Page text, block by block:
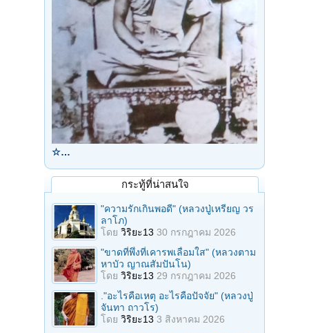
☆…
กระทู้ที่น่าสนใจ
"ความรักเกินพอดี" (หลวงปู่เหรียญ วร
ลาโภ)
โดย วิริยะ13 30 กรกฎาคม 2026
"ขาดที่พึ่งที่เคารพเลื่อมใส" (หลวงตาม
หาบัว ญาณสัมปันโน)
โดย วิริยะ13 29 กรกฎาคม 2026
."อะไรคือเหตุ อะไรคือปัจจัย" (หลวงปู่
จันทา ถาวโร)
โดย วิริยะ13 3 สิงหาคม 2026